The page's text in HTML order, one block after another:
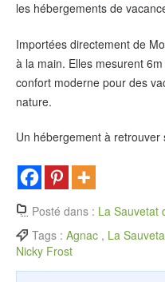
les hébergements de
Importées directement de
à la main. Elles mesurent
confort moderne pour des
nature.
Un hébergement à retrouver
Posté dans : La Sauvetat
Tags : Agnac , La
Nicky Frost